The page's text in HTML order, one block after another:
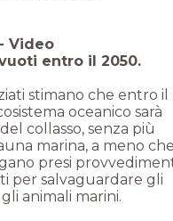
- Video
entro il 2050.
stimano che entro il
oceanico sarà
collasso, senza più
marina, a meno
presi
per salvaguardare gli
animali marini.